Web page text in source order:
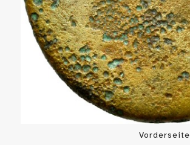
Vorderseite